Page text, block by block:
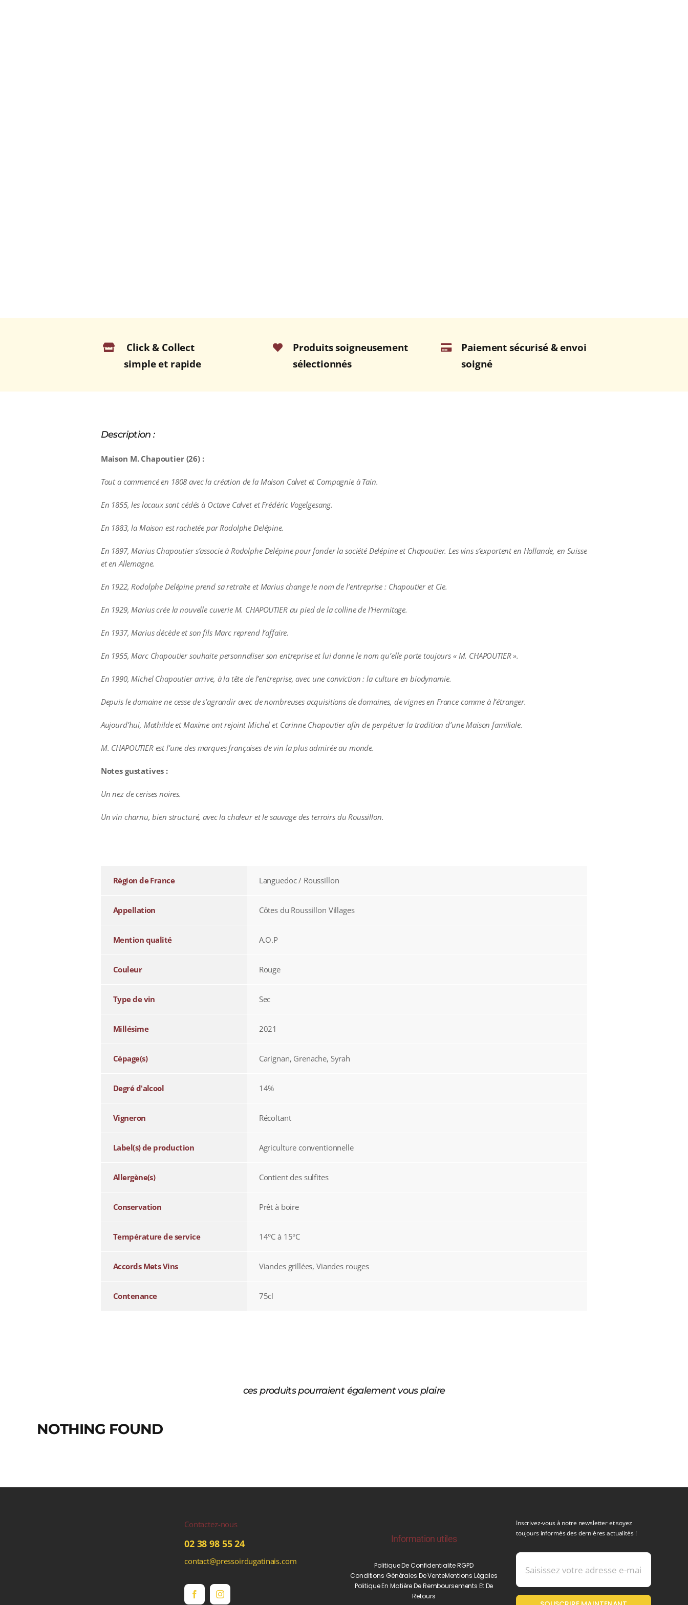
Click & Collect
simple et rapide
Produits soigneusement
sélectionnés
Paiement sécurisé & envoi
soigné
Description :
Maison M. Chapoutier (26) :
Tout a commencé en 1808 avec la création de la Maison Calvet et Compagnie à Tain.
En 1855, les locaux sont cédés à Octave Calvet et Frédéric Vogelgesang.
En 1883, la Maison est rachetée par Rodolphe Delépine.
En 1897, Marius Chapoutier s’associe à Rodolphe Delépine pour fonder la société Delépine et Chapoutier. Les vins s’exportent en Hollande, en Suisse
et en Allemagne.
En 1922, Rodolphe Delépine prend sa retraite et Marius change le nom de l’entreprise : Chapoutier et Cie.
En 1929, Marius crée la nouvelle cuverie M. CHAPOUTIER au pied de la colline de l’Hermitage.
En 1937, Marius décède et son fils Marc reprend l’affaire.
En 1955, Marc Chapoutier souhaite personnaliser son entreprise et lui donne le nom qu’elle porte toujours « M. CHAPOUTIER ».
En 1990, Michel Chapoutier arrive, à la tête de l’entreprise, avec une conviction : la culture en biodynamie.
Depuis le domaine ne cesse de s’agrandir avec de nombreuses acquisitions de domaines, de vignes en France comme à l’étranger.
Aujourd’hui, Mathilde et Maxime ont rejoint Michel et Corinne Chapoutier afin de perpétuer la tradition d’une Maison familiale.
M. CHAPOUTIER est l’une des marques françaises de vin la plus admirée au monde.
Notes gustatives :
Un nez decerises noires.
Un vin charnu, bien structuré, avec la chaleur et le sauvage des terroirs du Roussillon.
Région de France Languedoc / Roussillon
Appellation Côtes du Roussillon Villages
Mention qualité A.O.P
Couleur Rouge
Type de vin Sec
Millésime 2021
Cépage(s) Carignan, Grenache, Syrah
Degré d'alcool 14%
Vigneron Récoltant
Label(s) de production Agriculture conventionnelle
Allergène(s) Contient des sulfites
Conservation Prêt à boire
Température de service 14°C à 15°C
Accords Mets Vins Viandes grillées, Viandes rouges
Contenance 75cl
ces produits pourraient également vous plaire
NOTHING FOUND
Contactez-nous
02 38 98 55 24
contact@pressoirdugatinais.com
Information utiles
Politique De Confidentialite RGPD
Conditions Générales De VenteMentions Légales
Politique En Matière De Remboursements Et De
Retours
Inscrivez-vous à notre newsletter et soyez
toujours informés des dernières actualités !